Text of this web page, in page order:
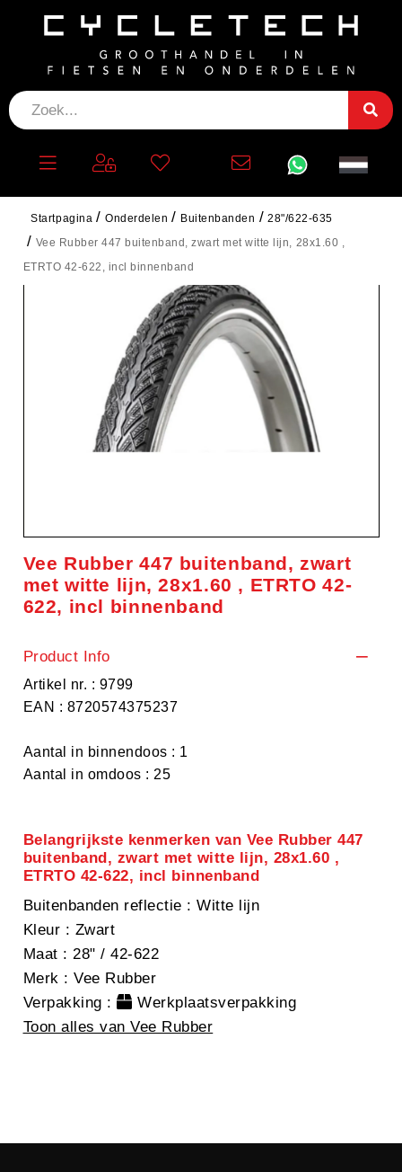
Startpagina Onderdelen Buitenbanden
28"/622-635
Vee Rubber 447 buitenband, zwart met witte lijn, 28x1.60 ,
ETRTO 42-622, incl binnenband
Vee Rubber 447 buitenband, zwart
met witte lijn, 28x1.60 , ETRTO 42-
622, incl binnenband
Product Info
Artikel nr. : 9799
EAN : 8720574375237
Aantal in binnendoos : 1
Aantal in omdoos : 25
Belangrijkste kenmerken van Vee Rubber 447
buitenband, zwart met witte lijn, 28x1.60 ,
ETRTO 42-622, incl binnenband
Buitenbanden reflectie : Witte lijn
Kleur : Zwart
Maat : 28" / 42-622
Merk : Vee Rubber
Verpakking :
Werkplaatsverpakking
Toon alles van Vee Rubber